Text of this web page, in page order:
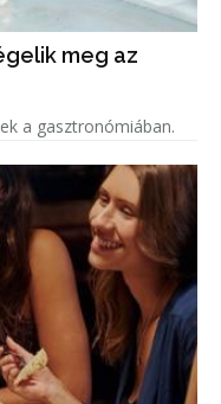
meg az
a gasztronómiában.